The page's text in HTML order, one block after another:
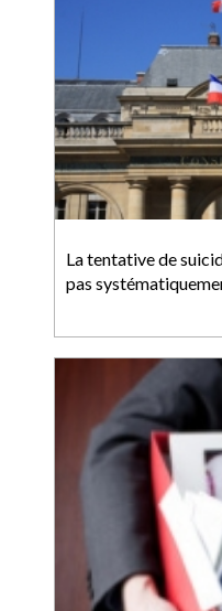
La tentative de
pas